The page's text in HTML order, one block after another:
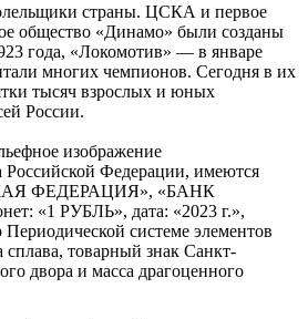
страны. ЦСКА и первое
общество «Динамо» были созданы
года, «Локомотив» — в январе
многих чемпионов. Сегодня в их
тысяч взрослых и юных
России.
изображение
Российской Федерации, имеются
ФЕДЕРАЦИЯ», «БАНК
«1 РУБЛЬ», дата: «2023 г.»,
Периодической системе элементов
товарный знак Санкт-
двора и масса драгоценного